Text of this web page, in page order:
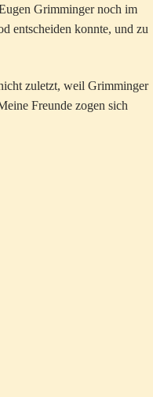
Grimminger noch im
entscheiden konnte, und zu
zuletzt, weil Grimminger
Freunde zogen sich